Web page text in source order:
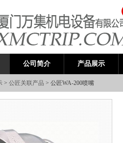
公司简介 产品展示
> 公匠关联产品 > 公匠WA-200喷嘴